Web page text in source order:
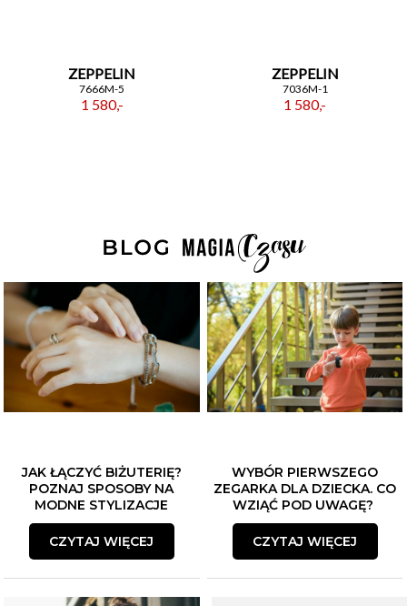
ZEPPELIN
7666M-5
1 580,-
ZEPPELIN
7036M-1
1 580,-
JAK ŁĄCZYĆ BIŻUTERIĘ?
POZNAJ SPOSOBY NA
MODNE STYLIZACJE
CZYTAJ WIĘCEJ
WYBÓR PIERWSZEGO
ZEGARKA DLA DZIECKA. CO
WZIĄĆ POD UWAGĘ?
CZYTAJ WIĘCEJ